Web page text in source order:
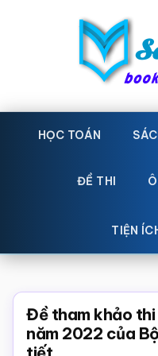
Sách
Toán
toán
Học
toán,
giáo
Toán,
trắc
HỌC TOÁN
ĐỀ THI
TIỆN
Đề tham khảo thi
năm 2022 của